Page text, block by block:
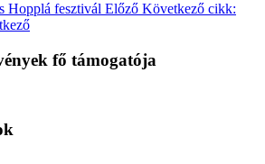
Hopplá fesztivál Előző Következő cikk:
fő támogatója